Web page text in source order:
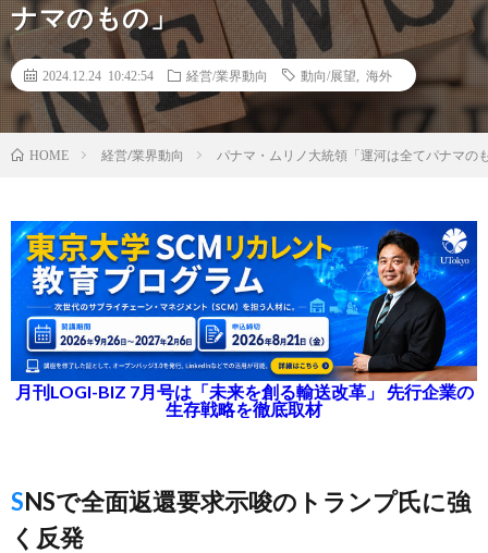
ナマのもの」
2024.12.24 10:42:54 経営/業界動向 動向/展望 海外
HOME 経営/業界動向 パナマ・ムリノ大統領「運河は全てパナマの
月刊LOGI-BIZ 7月号は「未来を創る輸送改革」 先行企業の
生存戦略を徹底取材
SNSで全面返還要求示唆のトランプ氏に強
く反発